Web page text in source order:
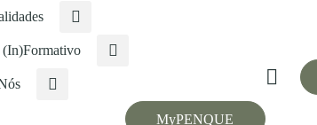
(In)Formativo
MyPENQUE